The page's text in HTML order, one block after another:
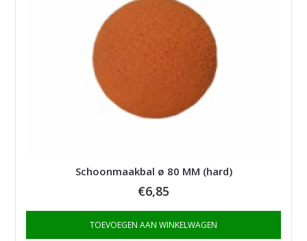
Schoonmaakbal ø 80 MM (hard)
€6,85
TOEVOEGEN AAN WINKELWAGEN